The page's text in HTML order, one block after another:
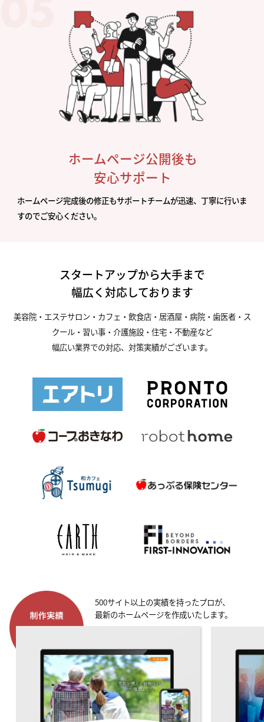
ホームページ公開後も
安心サポート
ホームページ完成後の修正もサポートチームが迅速、丁寧に行いま
すのでご安心ください。
スタートアップから大手まで
幅広く対応しております
美容院・エステサロン・カフェ・飲食店・居酒屋・病院・歯医者・ス
クール・習い事・介護施設・住宅・不動産など
幅広い業界での対応、対策実績がございます。
500サイト以上の実績を持ったプロが、
最新のホームページを作成いたします。